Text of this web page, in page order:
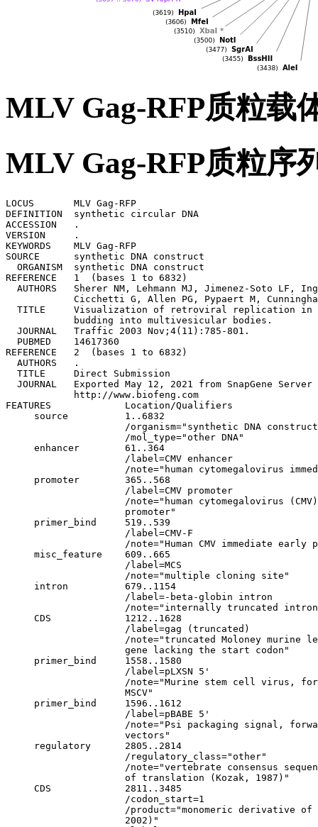
MLV Gag-RFP质粒载
MLV Gag-RFP质粒序
LOCUS       MLV Gag-RFP
DEFINITION  synthetic circular DNA
ACCESSION   .
VERSION     .
KEYWORDS    MLV Gag-RFP
SOURCE      synthetic DNA construct
  ORGANISM  synthetic DNA construct
REFERENCE   1  (bases 1 to 6832)
AUTHORS   Sherer NM, Lehmann MJ, Jimenez-Soto LF,
Cicchetti G, Allen PG, Pypaert M,
TITLE     Visualization of retroviral replication
            budding into multivesicular bodies.
  JOURNAL   Traffic 2003 Nov;4(11):785-801.
  PUBMED    14617360
REFERENCE   2  (bases 1 to 6832)
  AUTHORS   .
  TITLE     Direct Submission
JOURNAL   Exported May 12, 2021 from SnapGene Server
            http://www.biofeng.com
FEATURES             Location/Qualifiers
     source          1..6832
/organism="synthetic DNA
                     /mol_type="other DNA"
     enhancer        61..364
                     /label=CMV enhancer
/note="human cytomegalovirus
     promoter        365..568
                     /label=CMV promoter
/note="human cytomegalovirus
                     promoter"
     primer_bind     519..539
                     /label=CMV-F
/note="Human CMV immediate early
     misc_feature    609..665
                     /label=MCS
                     /note="multiple cloning site"
     intron          679..1154
                     /label=-beta-globin intron
/note="internally truncated
     CDS             1212..1628
                     /label=gag (truncated)
/note="truncated Moloney murine
                     gene lacking the start codon"
     primer_bind     1558..1580
                     /label=pLXSN 5'
/note="Murine stem cell virus,
                     MSCV"
     primer_bind     1596..1612
                     /label=pBABE 5'
/note="Psi packaging signal,
                     vectors"
     regulatory      2805..2814
                     /regulatory_class="other"
/note="vertebrate consensus
                     of translation (Kozak, 1987)"
     CDS             2811..3485
                     /codon_start=1
/product="monomeric derivative
                     2002)"